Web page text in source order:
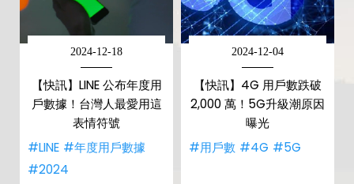
2024-12-18
【快訊】LINE 公布年度用
戶數據！台灣人最愛用這
表情符號
#LINE #年度用戶數據
#2024
2024-12-04
【快訊】4G 用戶數跌破
2,000 萬！5G升級潮原因
曝光
#用戶數 #4G #5G